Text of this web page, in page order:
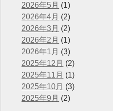
2026年5月 (1)
2026年4月 (2)
2026年3月 (2)
2026年2月 (1)
2026年1月 (3)
2025年12月 (2)
2025年11月 (1)
2025年10月 (3)
2025年9月 (2)